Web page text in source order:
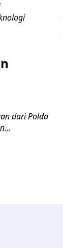
dari Polda